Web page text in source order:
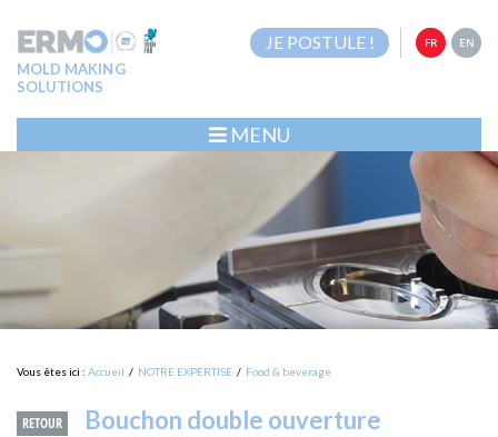
MOLD MAKING
SOLUTIONS
FR EN
JE POSTULE !
MENU
Vous êtes ici : Accueil / NOTRE EXPERTISE / Food & beverage
RETOUR Bouchon double ouverture